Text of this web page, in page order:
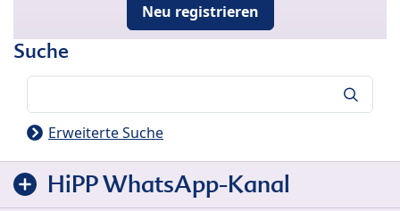
Neu registrieren
Suche
Erweiterte Suche
HiPP WhatsApp-Kanal